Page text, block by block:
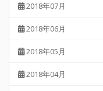
2018年07月
2018年06月
2018年05月
2018年04月